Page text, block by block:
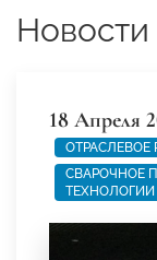
18 Апреля
ОТРАСЛЕВОЕ
СВАРОЧНОЕ
ТЕХНОЛОГИИ